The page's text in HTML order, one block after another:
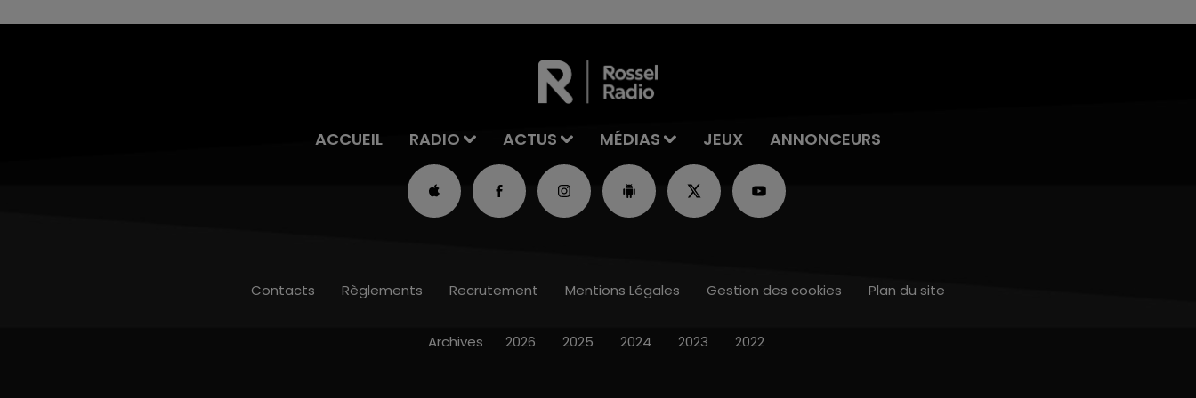
ACCUEIL RADIO ACTUS MÉDIAS JEUX ANNONCEURS
Contacts Règlements Recrutement Mentions Légales Gestion des cookies Plan du site
Archives 2026 2025 2024 2023 2022